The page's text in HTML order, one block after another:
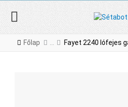
Főlap Fayet 2240 lófejes gavallérbot - elegáns